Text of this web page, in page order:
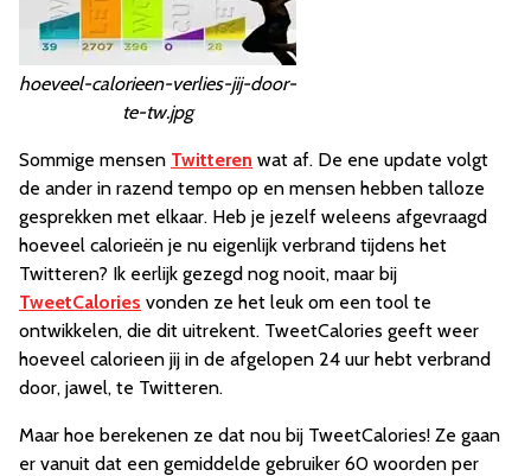
hoeveel-calorieen-verlies-jij-door-
te-tw.jpg
Sommige mensen Twitteren wat af. De ene update volgt
de ander in razend tempo op en mensen hebben talloze
gesprekken met elkaar. Heb je jezelf weleens afgevraagd
hoeveel calorieën je nu eigenlijk verbrand tijdens het
Twitteren? Ik eerlijk gezegd nog nooit, maar bij
TweetCalories vonden ze het leuk om een tool te
ontwikkelen, die dit uitrekent. TweetCalories geeft weer
hoeveel calorieen jij in de afgelopen 24 uur hebt verbrand
door, jawel, te Twitteren.
Maar hoe berekenen ze dat nou bij TweetCalories! Ze gaan
er vanuit dat een gemiddelde gebruiker 60 woorden per